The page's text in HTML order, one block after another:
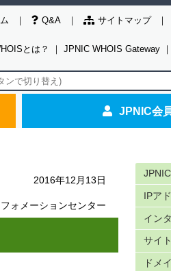
Q&A サイトマップ
とは？ ｜ JPNIC WHOIS Gateway ｜
JPNIC会
2016年12月13日
ォメーションセンター
IPア
イン
サイ
ドメ